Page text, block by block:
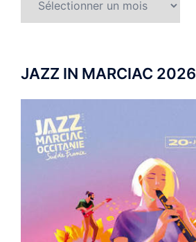
JAZZ IN MARCIAC 2026